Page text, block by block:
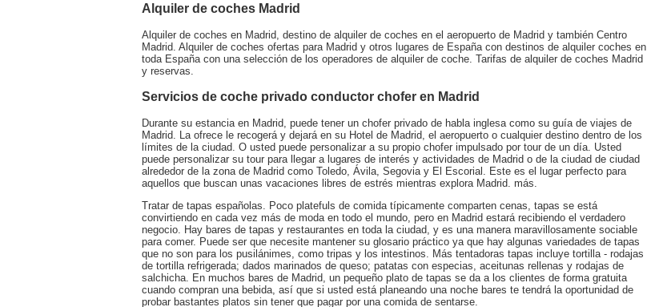
Alquiler de coches Madrid
Alquiler de coches en Madrid, destino de alquiler de coches en el aeropuerto de Madrid y también Centro
Madrid. Alquiler de coches ofertas para Madrid y otros lugares de España con destinos de alquiler coches en
toda España con una selección de los operadores de alquiler de coche. Tarifas de alquiler de coches Madrid
y reservas.
Servicios de coche privado conductor chofer en Madrid
Durante su estancia en Madrid, puede tener un chofer privado de habla inglesa como su guía de viajes de
Madrid. La ofrece le recogerá y dejará en su Hotel de Madrid, el aeropuerto o cualquier destino dentro de los
límites de la ciudad. O usted puede personalizar a su propio chofer impulsado por tour de un día. Usted
puede personalizar su tour para llegar a lugares de interés y actividades de Madrid o de la ciudad de ciudad
alrededor de la zona de Madrid como Toledo, Ávila, Segovia y El Escorial. Este es el lugar perfecto para
aquellos que buscan unas vacaciones libres de estrés mientras explora Madrid. más.
Tratar de tapas españolas. Poco platefuls de comida típicamente comparten cenas, tapas se está
convirtiendo en cada vez más de moda en todo el mundo, pero en Madrid estará recibiendo el verdadero
negocio. Hay bares de tapas y restaurantes en toda la ciudad, y es una manera maravillosamente sociable
para comer. Puede ser que necesite mantener su glosario práctico ya que hay algunas variedades de tapas
que no son para los pusilánimes, como tripas y los intestinos. Más tentadoras tapas incluye tortilla - rodajas
de tortilla refrigerada; dados marinados de queso; patatas con especias, aceitunas rellenas y rodajas de
salchicha. En muchos bares de Madrid, un pequeño plato de tapas se da a los clientes de forma gratuita
cuando compran una bebida, así que si usted está planeando una noche bares te tendrá la oportunidad de
probar bastantes platos sin tener que pagar por una comida de sentarse.